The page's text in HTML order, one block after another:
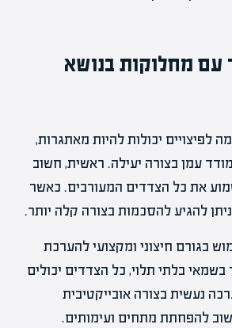
עם מחלוקות בנושא
לפיצויים יכולות להיות מאתגרות,
עמן בצורה יעילה. ראשית, חשוב
את כל הצדדים המעורבים. כאשר
להגיע להסכמות בצורה קלה יותר.
בגורם חיצוני ומקצועי להערכת
בלתי תלוי, כל הצדדים יכולים
נעשית בצורה אובייקטיבית
להפחתת מתחים ועימותים.